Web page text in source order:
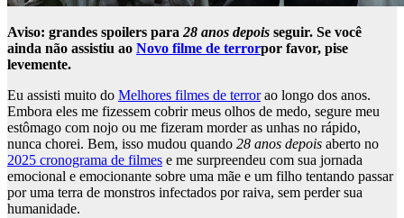
Aviso: grandes spoilers para28 anos depois seguir. Se você
ainda não assistiu ao Novo filme de terrorpor favor, pise
levemente.
Eu assisti muito do Melhores filmes de terrorao longo dos anos.
Embora eles me fizessem cobrir meus olhos de medo, segure meu
estômago com nojo ou me fizeram morder as unhas no rápido,
nunca chorei. Bem, isso mudou quando 28 anos depois aberto no
2025 cronograma de filmes e me surpreendeu com sua jornada
emocional e emocionante sobre uma mãe e um filho tentando passar
por uma terra de monstros infectados por raiva, sem perder sua
humanidade.